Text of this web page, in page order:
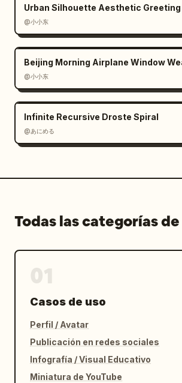
Urban Silhouette Aesthetic Greeting
@小小东
Beijing Morning Airplane Window
@小小东
Infinite Recursive Droste Spiral
@あにめる
Todas las categorías
Casos de uso
Perfil / Avatar
Publicación en redes sociales
Infografía / Visual Educativo
Miniatura de YouTube